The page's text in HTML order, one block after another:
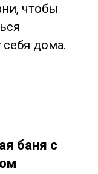
чтобы
дома.
баня с